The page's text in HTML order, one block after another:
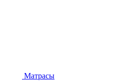
Матрасы